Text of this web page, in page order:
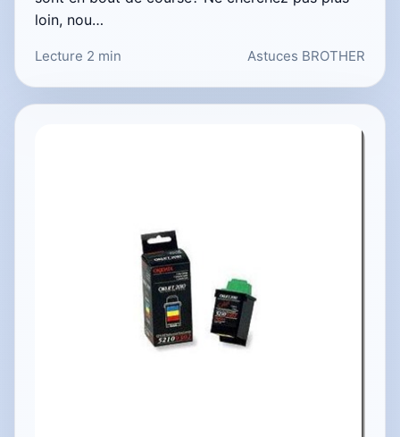
loin, nou…
Lecture 2 min Astuces BROTHER